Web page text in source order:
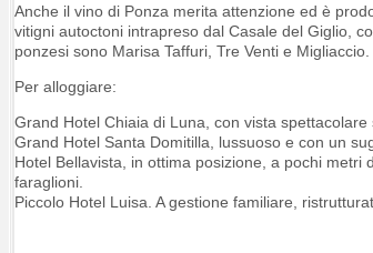
Anche il vino di Ponza merita attenzione ed è
vitigni autoctoni intrapreso dal Casale del Giglio,
ponzesi sono Marisa Taffuri, Tre Venti e Migliaccio.
Per alloggiare:
Grand Hotel Chiaia di Luna, con vista spettacolare
Grand Hotel Santa Domitilla, lussuoso e con un
Hotel Bellavista, in ottima posizione, a pochi
faraglioni.
Piccolo Hotel Luisa. A gestione familiare,